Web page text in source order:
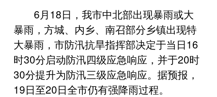
6月18日，我市中北部出现暴雨或大
暴雨，方城、内乡、南召部分乡镇出现特
大暴雨，市防汛抗旱指挥部决定于当日16
时30分启动防汛四级应急响应，并于20时
30分提升为防汛三级应急响应。据预报，
19日至20日全市仍有强降雨过程。